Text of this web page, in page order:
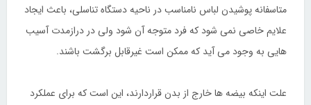
متاسفانه پوشیدن لباس نامناسب در ناحیه دستگاه تناسلی، باعث ایجاد
علایم خاصی نمی شود که فرد متوجه آن شود ولی در درازمدت آسیب
هایی به وجود می آید که ممکن است غیرقابل برگشت باشند.
علت اینکه بیضه ها خارج از بدن قراردارند، این است که برای عملکرد